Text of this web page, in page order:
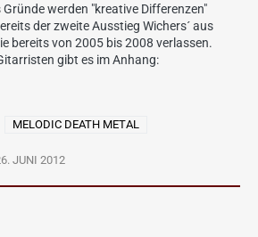
werden "kreative Differenzen"
der zweite Ausstieg Wichers´ aus
bereits von 2005 bis 2008 verlassen.
gibt es im Anhang:
MELODIC DEATH METAL
JUNI 2012